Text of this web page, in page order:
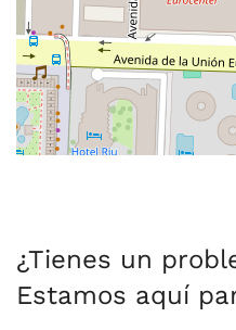
¿Tienes un
Estamos aquí